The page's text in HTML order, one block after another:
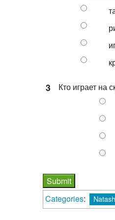
3
Кто играет на
Categories: